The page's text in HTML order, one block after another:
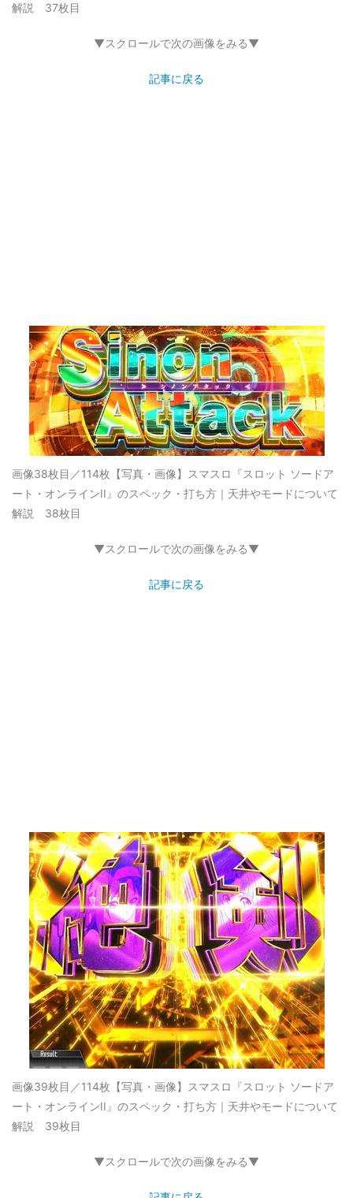
解説 37枚目
▼スクロールで次の画像をみる▼
記事に戻る
画像38枚目／114枚 【写真・画像】スマスロ『スロット ソードア
ート・オンラインII』のスペック・打ち方｜天井やモードについて
解説 38枚目
▼スクロールで次の画像をみる▼
記事に戻る
画像39枚目／114枚 【写真・画像】スマスロ『スロット ソードア
ート・オンラインII』のスペック・打ち方｜天井やモードについて
解説 39枚目
▼スクロールで次の画像をみる▼